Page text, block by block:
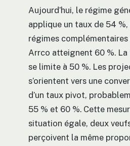
Aujourd’hui, le régime
applique un taux de 54
régimes complémentaires
Arrco atteignent 60 %.
se limite à 50 %. Les
s’orientent vers une
d’un taux pivot,
55 % et 60 %. Cette
situation égale, deux
perçoivent la même